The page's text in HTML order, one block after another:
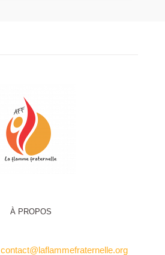
À PROPOS
contact@laflammefraternelle.org